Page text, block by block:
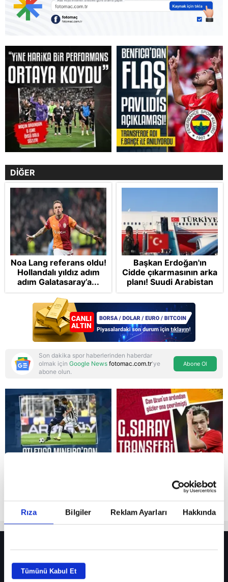
Rıza Bilgiler Reklam Ayarları Hakkında
Tümünü Kabul Et
Reddet
DİĞER
Noa Lang referans oldu!
Hollandalı yıldız adım
adım Galatasaray’a...
Başkan Erdoğan'ın
Cidde çıkarmasının arka
planı! Suudi Arabistan
ve Pakistan'la Mekke
Anlaşması: "Tel Aviv için
'ölümcül ittifak"
Son dakika spor haberlerinden haberdar
olmak için Google News fotomac.com.tr'ye
abone olun.
Abone Ol
Fenerbahçe’de sürpriz ayrılık ihtimali! Devre arasında gelmişti